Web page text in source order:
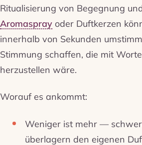
Ritualisierung von Begegnung
Aromaspray oder Duftkerzen
innerhalb von Sekunden
Stimmung schaffen, die mit
herzustellen wäre.
Worauf es ankommt:
Weniger ist mehr —
überlagern den eigenen